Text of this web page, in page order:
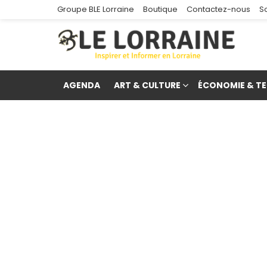
Groupe BLE Lorraine Boutique Contactez-nous
AGENDA ART & CULTURE ÉCONOMIE &